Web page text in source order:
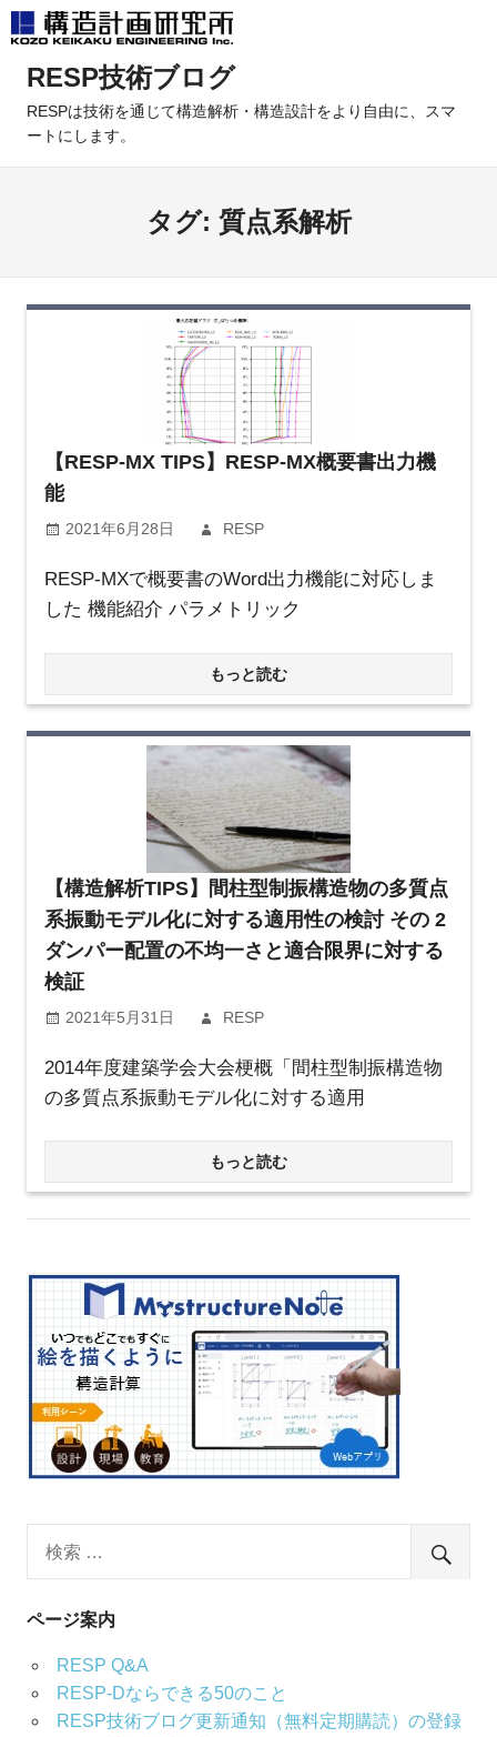
ツ
ッ
RESP技術ブログ
RESPは技術を通じて構造解析・構造設計をより自由に、スマ
ートにします。
タグ: 質点系解析
【RESP-MX TIPS】RESP-MX概要書出力機
能
2021年6月28日 RESP
RESP-MXで概要書のWord出力機能に対応しま
した 機能紹介 パラメトリック
もっと読む
【構造解析TIPS】間柱型制振構造物の多質点
系振動モデル化に対する適用性の検討 その 2
ダンパー配置の不均一さと適合限界に対する
検証
2021年5月31日 RESP
2014年度建築学会大会梗概「間柱型制振構造物
の多質点系振動モデル化に対する適用
もっと読む
ページ案内
RESP Q&A
RESP-Dならできる50のこと
RESP技術ブログ更新通知（無料定期購読）の登録